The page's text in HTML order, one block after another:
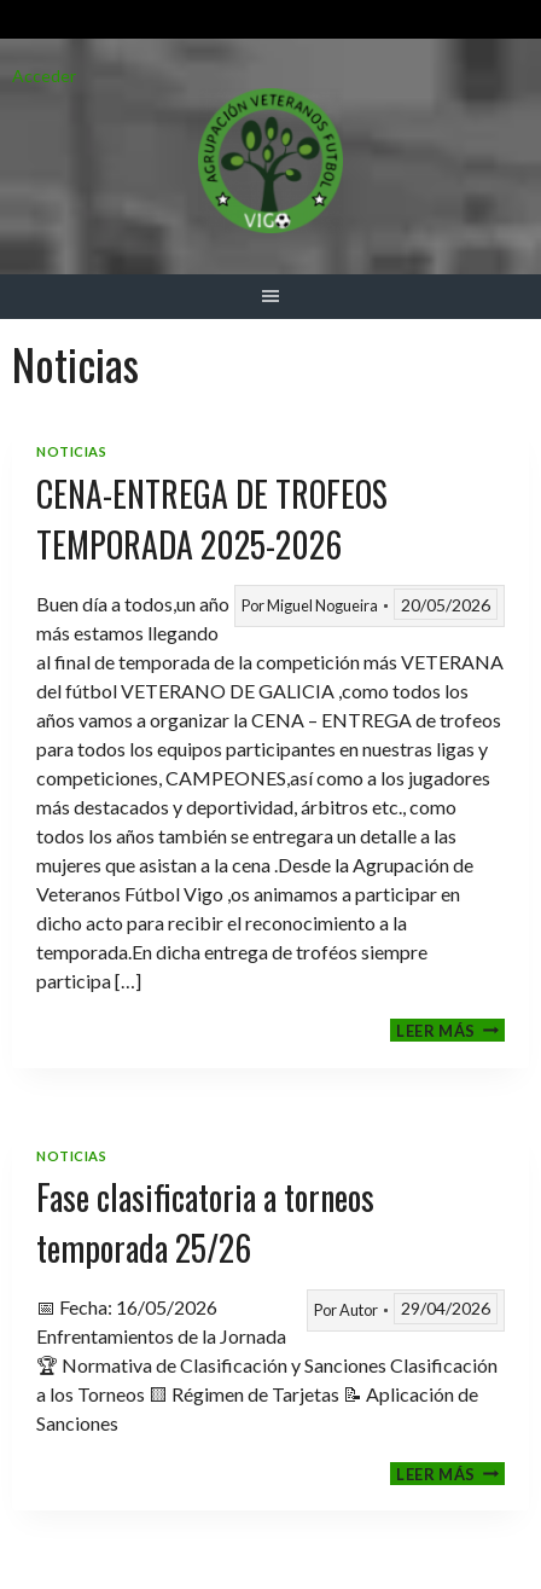
alAcceder
Noticias
NOTICIAS
CENA-ENTREGA DE TROFEOS
TEMPORADA 2025-2026
PorMiguel Nogueira 20/05/2026
Buen día a todos,un año
más estamos llegando
al final de temporada de la competición más VETERANA
del fútbol VETERANO DE GALICIA ,como todos los
años vamos a organizar la CENA – ENTREGA de trofeos
para todos los equipos participantes en nuestras ligas y
competiciones, CAMPEONES,así como a los jugadores
más destacados y deportividad, árbitros etc., como
todos los años también se entregara un detalle a las
mujeres que asistan a la cena .Desde la Agrupación de
Veteranos Fútbol Vigo ,os animamos a participar en
dicho acto para recibir el reconocimiento a la
temporada.En dicha entrega de troféos siempre
participa […]
LEER MÁSCENA-
NOTICIAS
Fase clasificatoria a torneos
temporada 25/26
PorAutor 29/04/2026
📅 Fecha: 16/05/2026
Enfrentamientos de la Jornada
🏆 Normativa de Clasificación y Sanciones Clasificación
a los Torneos 🟨 Régimen de Tarjetas 📝 Aplicación de
Sanciones
LEER MÁSFASE